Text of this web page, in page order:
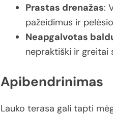
Prastas drenažas:
pažeidimus ir pelėsio
Neapgalvotas
nepraktiški ir greitai
Apibendrinimas
Lauko terasa gali tapti